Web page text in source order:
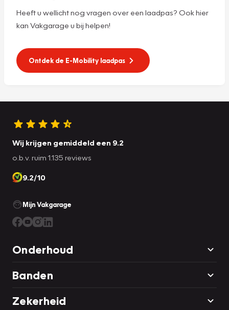
Heeft u wellicht nog vragen over een laadpas? Ook hier
kan Vakgarage u bij helpen!
Ontdek de E-Mobility laadpas
Wij krijgen gemiddeld een 9.2
o.b.v. ruim 1.135 reviews
9.2/10
Mijn Vakgarage
Onderhoud
Banden
Zekerheid